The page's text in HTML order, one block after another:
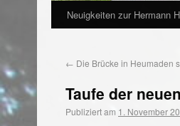
Neuigkeiten zur Hermann
← Die Brücke in Heumaden
Taufe der
Publiziert am 1. November